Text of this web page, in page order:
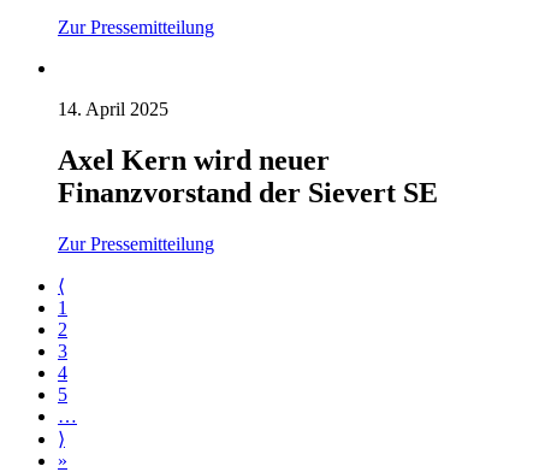
Zur Pressemitteilung
14. April 2025
Axel Kern wird neuer
Finanzvorstand der Sievert SE
Zur Pressemitteilung
⟨
1
2
3
4
5
…
⟩
»